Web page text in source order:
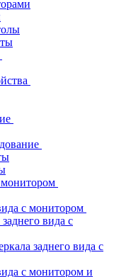
монитором
с монитором
вида с
заднего вида с
с монитором и